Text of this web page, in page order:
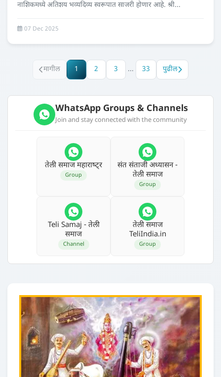
नाशिकमध्ये अतिशय भव्यदिव्य स्वरूपात साजरी होणार आहे. श्री...
07 Dec 2025
मागील 1 2 3 ... 33 पुढील
WhatsApp Groups & Channels
Join and stay connected with the community
तेली समाज महाराष्‍ट्र
Group
संत संताजी अध्‍यासन -
तेली समाज
Group
Teli Samaj - तेली
समाज
Channel
तेली समाज
TeliIndia.in
Group